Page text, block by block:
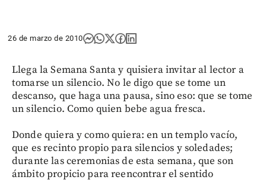
26 de marzo de 2010
Llega la Semana Santa y quisiera invitar al lector a
tomarse un silencio. No le digo que se tome un
descanso, que haga una pausa, sino eso: que se tome
un silencio. Como quien bebe agua fresca.
Donde quiera y como quiera: en un templo vacío,
que es recinto propio para silencios y soledades;
durante las ceremonias de esta semana, que son
ámbito propicio para reencontrar el sentido